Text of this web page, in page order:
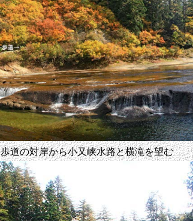
歩道の対岸から小又峡水路と横滝を望む